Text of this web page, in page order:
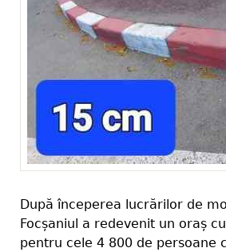
După începerea lucrărilor de
Focșaniul a redevenit un oraș
pentru cele 4 800 de persoane